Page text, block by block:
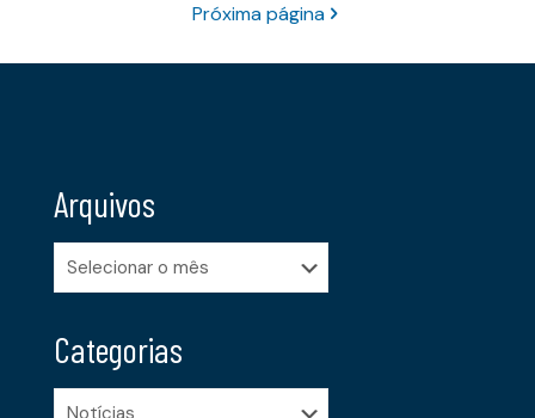
Próxima página
Arquivos
Arquivos
Categorias
Categorias